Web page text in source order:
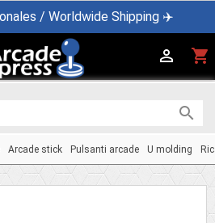
/ Worldwide Shipping ✈️
shopping_cart


Arcade stick Pulsanti arcade U molding